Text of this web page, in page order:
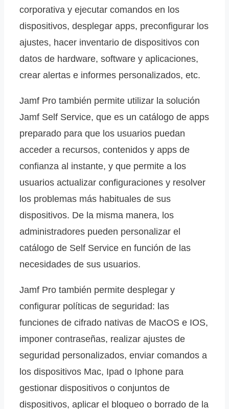
corporativa y ejecutar comandos en los
dispositivos, desplegar apps, preconfigurar los
ajustes, hacer inventario de dispositivos con
datos de hardware, software y aplicaciones,
crear alertas e informes personalizados, etc.
Jamf Pro también permite utilizar la solución
Jamf Self Service, que es un catálogo de apps
preparado para que los usuarios puedan
acceder a recursos, contenidos y apps de
confianza al instante, y que permite a los
usuarios actualizar configuraciones y resolver
los problemas más habituales de sus
dispositivos. De la misma manera, los
administradores pueden personalizar el
catálogo de Self Service en función de las
necesidades de sus usuarios.
Jamf Pro también permite desplegar y
configurar políticas de seguridad: las
funciones de cifrado nativas de MacOS e IOS,
imponer contraseñas, realizar ajustes de
seguridad personalizados, enviar comandos a
los dispositivos Mac, Ipad o Iphone para
gestionar dispositivos o conjuntos de
dispositivos, aplicar el bloqueo o borrado de la